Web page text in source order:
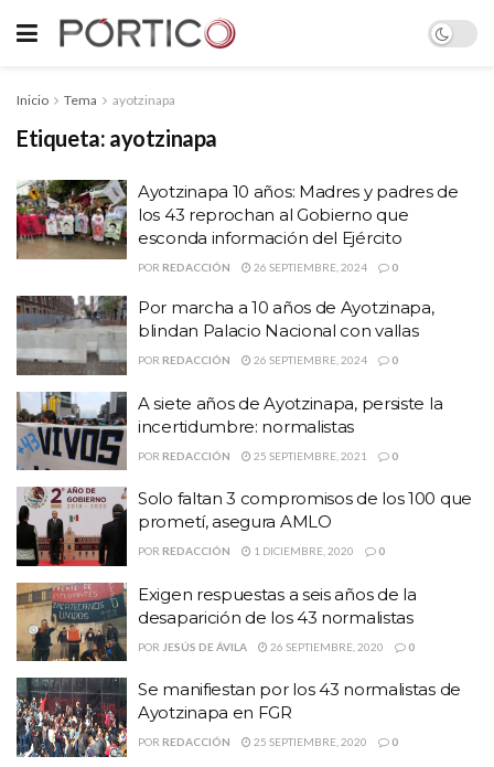
Inicio Tema ayotzinapa
Etiqueta: ayotzinapa
Ayotzinapa 10 años: Madres y padres de
los 43 reprochan al Gobierno que
esconda información del Ejército
POR REDACCIÓN 26 SEPTIEMBRE, 2024 0
Por marcha a 10 años de Ayotzinapa,
blindan Palacio Nacional con vallas
POR REDACCIÓN 26 SEPTIEMBRE, 2024 0
A siete años de Ayotzinapa, persiste la
incertidumbre: normalistas
POR REDACCIÓN 25 SEPTIEMBRE, 2021 0
Solo faltan 3 compromisos de los 100 que
prometí, asegura AMLO
POR REDACCIÓN 1 DICIEMBRE, 2020 0
Exigen respuestas a seis años de la
desaparición de los 43 normalistas
POR JESÚS DE ÁVILA 26 SEPTIEMBRE, 2020 0
Se manifiestan por los 43 normalistas de
Ayotzinapa en FGR
POR REDACCIÓN 25 SEPTIEMBRE, 2020 0